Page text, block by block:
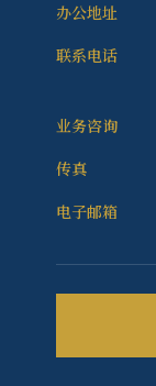
办公地址
联系电话
业务咨询
传真
电子邮箱